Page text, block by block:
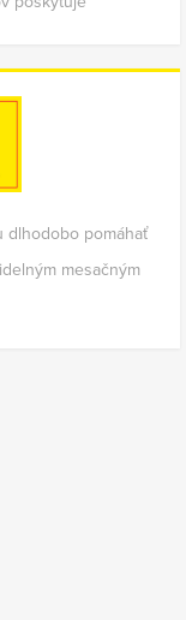
dlhodobo pomáhať
mesačným